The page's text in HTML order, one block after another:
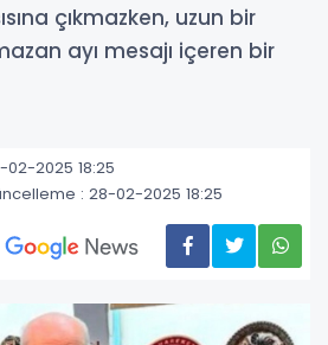
çıkmazken, uzun bir
ayı mesajı içeren bir
02-2025 18:25
: 28-02-2025 18:25